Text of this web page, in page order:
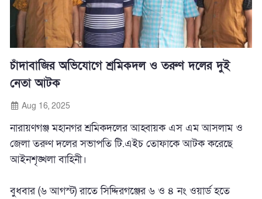
চাঁদাবাজির অভিযোগে শ্রমিকদল ও তরুণ দলের দুই
নেতা আটক
Aug 16, 2025
নারায়ণগঞ্জ মহানগর শ্রমিকদলের আহ্বায়ক এস এম আসলাম ও
জেলা তরুণ দলের সভাপতি টি.এইচ তোফাকে আটক করেছে
আইনশৃঙ্খলা বাহিনী।
বুধবার (৬ আগস্ট) রাতে সিদ্দিরগঞ্জের ৬ ও ৪ নং ওয়ার্ড হতে